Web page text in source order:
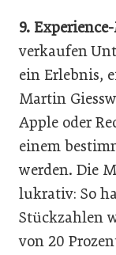
9.
verkaufen
ein Erlebnis,
Martin
Apple oder
einem
werden. Die
lukrativ: So
Stückzahlen
von 20